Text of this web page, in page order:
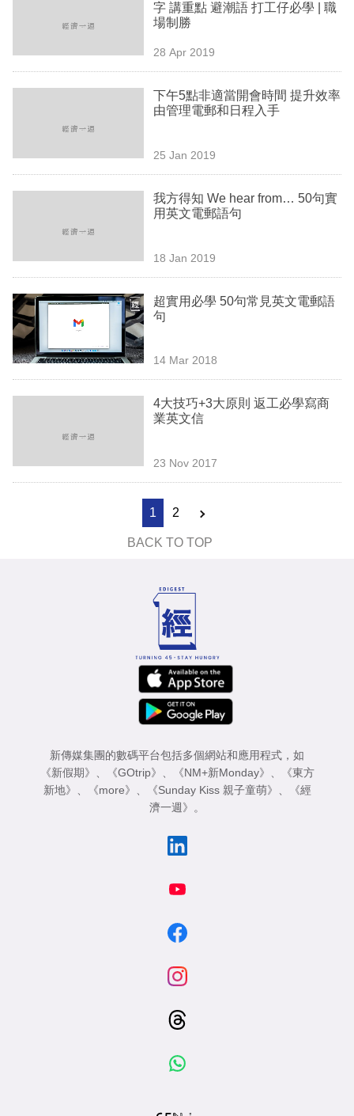
區
字 講重點 避潮語 打工仔必學 | 職
場制勝
28 Apr 2019
下午5點非適當開會時間 提升效率
由管理電郵和日程入手
25 Jan 2019
我方得知 We hear from… 50句實
用英文電郵語句
18 Jan 2019
超實用必學 50句常見英文電郵語
句
14 Mar 2018
4大技巧+3大原則 返工必學寫商
業英文信
23 Nov 2017
1 2
BACK TO TOP
新傳媒集團的數碼平台包括多個網站和應用程式，如
《新假期》 、 《GOtrip》 、 《NM+新Monday》 、
《東方
新地》 、 《more》 、 《Sunday Kiss 親子童萌》 、
《經
濟一週》 。